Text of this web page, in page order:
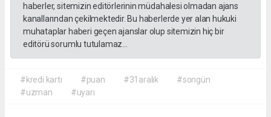
haberler, sitemizin editörlerinin müdahalesi olmadan ajans
kanallarından çekilmektedir. Bu haberlerde yer alan hukuki
muhataplar haberi geçen ajanslar olup sitemizin hiç bir
editörü sorumlu tutulamaz...
#kredi kartı #puan #31aralık
#songün
#uzman
#uyarı